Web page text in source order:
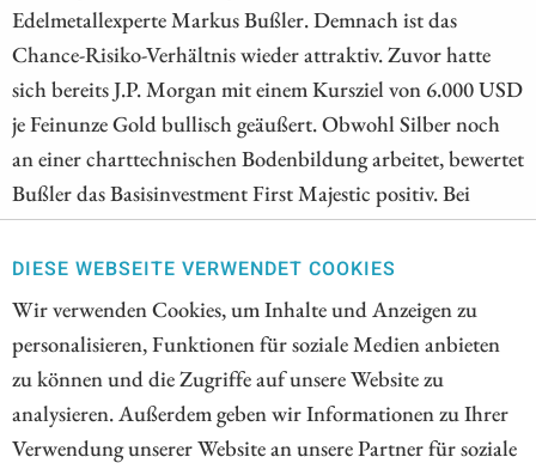
DIESE WEBSEITE VERWENDET COOKIES
Wir verwenden Cookies, um Inhalte und Anzeigen zu
personalisieren, Funktionen für soziale Medien anbieten
zu können und die Zugriffe auf unsere Website zu
analysieren. Außerdem geben wir Informationen zu Ihrer
Verwendung unserer Website an unsere Partner für soziale
Edelmetallexperte Markus Bußler. Demnach ist das
Chance-Risiko-Verhältnis wieder attraktiv. Zuvor hatte
sich bereits J.P. Morgan mit einem Kursziel von 6.000 USD
je Feinunze Gold bullisch geäußert. Obwohl Silber noch
an einer charttechnischen Bodenbildung arbeitet, bewertet
Bußler das Basisinvestment First Majestic positiv. Bei
Barrick war es zuvor eher skeptisch. Vielleicht gibt es
jedoch im August positive News. Eine Sommerrally trauen
die Analysten von GBC Research der Aktie von Desert
Gold zu. Das Unternehmen startet die Goldproduktion in
einem kleinen Abschnitt seines riesigen SMSZ-Projekts.
Die dort erzielbaren Cashflows übersteigen bereits die
Börsenbewertung.